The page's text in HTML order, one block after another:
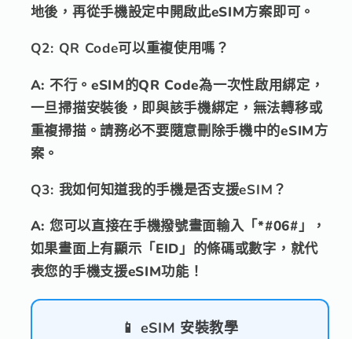
地後，再從手機設定中開啟此eSIM方案即可。
Q2: QR Code可以重複使用嗎？
A: 不行。eSIM的QR Code為一次性啟用綁定，
一旦掃描安裝後，即與該手機綁定，無法轉移或
重複掃描。請務必不要隨意刪除手機中的eSIM方
案。
Q3: 我如何知道我的手機是否支援eSIM？
A: 您可以直接在手機撥號畫面輸入「*#06#」，
如果畫面上有顯示「EID」的條碼或數字，就代
表您的手機支援eSIM功能！
📱 eSIM 安裝教學